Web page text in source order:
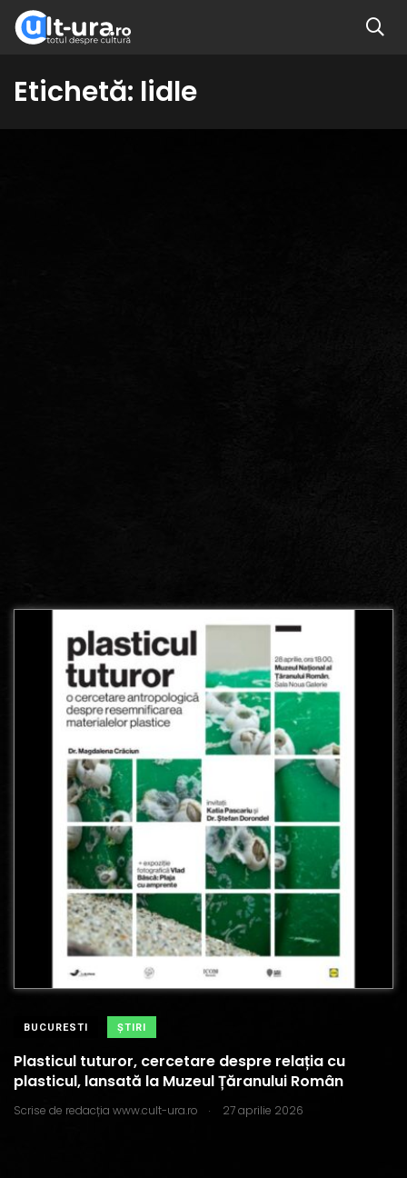
Etichetă: lidle
BUCURESTI ŞTIRI
Plasticul tuturor, cercetare despre relația cu
plasticul, lansată la Muzeul Țăranului Român
Scrise de redacția www.cult-ura.ro . 27 aprilie 2026